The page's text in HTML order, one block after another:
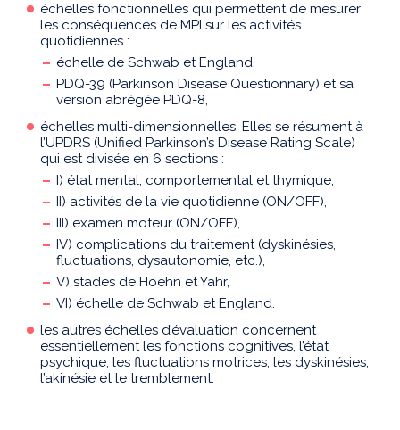
échelles fonctionnelles qui permettent de mesurer
les conséquences de MPI sur les activités
quotidiennes :
échelle de Schwab et England,
PDQ-39 (Parkinson Disease Questionnary) et sa
version abrégée PDQ-8,
échelles multi-dimensionnelles. Elles se résument à
l’UPDRS (Unified Parkinson’s Disease Rating Scale)
qui est divisée en 6 sections :
I) état mental, comportemental et thymique,
II) activités de la vie quotidienne (ON/OFF),
III) examen moteur (ON/OFF),
IV) complications du traitement (dyskinésies,
fluctuations, dysautonomie, etc.),
V) stades de Hoehn et Yahr,
VI) échelle de Schwab et England.
les autres échelles d’évaluation concernent
essentiellement les fonctions cognitives, l’état
psychique, les fluctuations motrices, les dyskinésies,
l’akinésie et le tremblement.